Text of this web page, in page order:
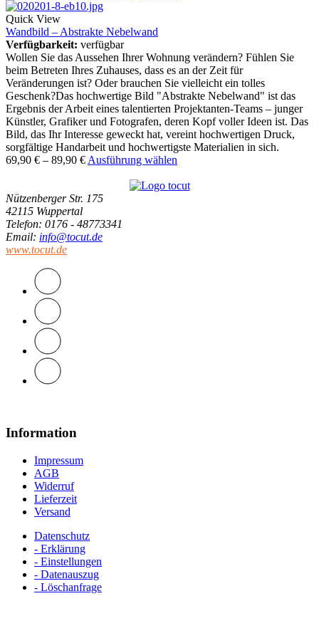
Quick View
Wandbild – Abstrakte Nebelwand
Verfügbarkeit: verfügbar
Wollen Sie das Aussehen Ihrer Wohnung verändern? Fühlen Sie
beim Betreten Ihres Zuhauses, dass es an der Zeit für
Veränderungen ist? Oder brauchen Sie vielleicht ein tolles
Geschenk?Das hochwertige Bild "Abstrakte Nebelwand" ist das
Ergebnis der Arbeit eines talentierten Projektanten-Teams – junger
Künstler, Grafiker und Fotografen, deren Kopf voller Ideen ist. Das
Bild, das Ihr Interesse geweckt hat, vereint hochwertigen Druck,
sorgfältige Handarbeit und hochwertigste Materialien in sich.
69,90 € – 89,90 € Ausführung wählen
Nützenberger Str. 175
42115 Wuppertal
Telefon: 0176 - 48773341
Email: info@tocut.de
www.tocut.de
Information
Impressum
AGB
Widerruf
Lieferzeit
Versand
Datenschutz
- Erklärung
- Einstellungen
- Datenauszug
- Löschanfrage